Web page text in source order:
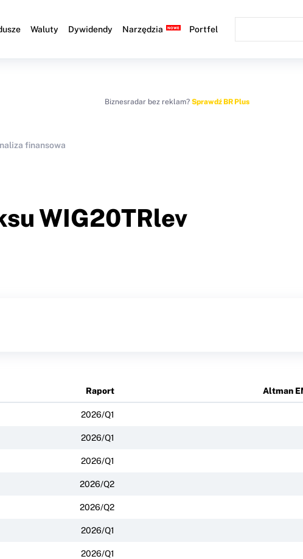
Waluty Dywidendy Narzędzia Portfel
Biznesradar bez reklam? Sprawdź BR Plus
finansowa
WIG20TRlev
Raport Altman
2026/Q1
2026/Q1
2026/Q1
2026/Q2
2026/Q2
2026/Q1
2026/Q1